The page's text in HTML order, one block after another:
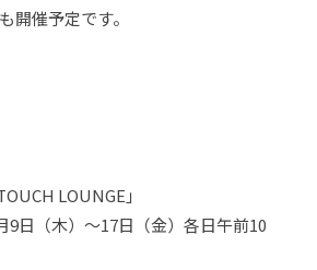
開催予定です。
LOUNGE」
9日（木）〜17日（金）各日午前10